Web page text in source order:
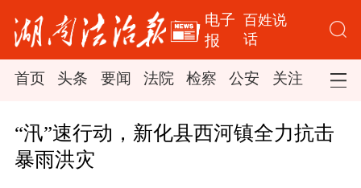
电子
报
百姓说
话
首页 头条 要闻 法院 检察 公安 关注 司法
“汛”速行动，新化县西河镇全力抗击
暴雨洪灾